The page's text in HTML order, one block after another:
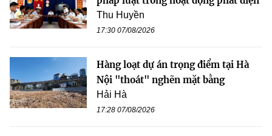
Thu Huyền
17:30 07/08/2026
Hàng loạt dự án trọng điểm tại Hà
Nội "thoát" nghẽn mặt bằng
Hải Hà
17:28 07/08/2026